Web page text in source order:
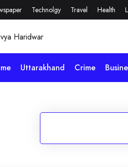
Technolgy Travel Health
Uttarakhand Crime